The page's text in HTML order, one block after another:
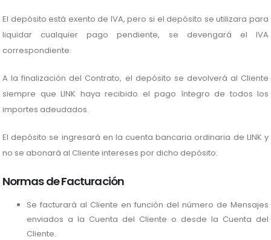
El depósito está exento de IVA, pero si el depósito se utilizara para
liquidar cualquier pago pendiente, se devengará el IVA
correspondiente.
A la finalización del Contrato, el depósito se devolverá al Cliente
siempre que LINK haya recibido el pago íntegro de todos los
importes adeudados.
El depósito se ingresará en la cuenta bancaria ordinaria de LINK y
no se abonará al Cliente intereses por dicho depósito.
Normas de Facturación
Se facturará al Cliente en función del número de Mensajes
enviados a la Cuenta del Cliente o desde la Cuenta del
Cliente.